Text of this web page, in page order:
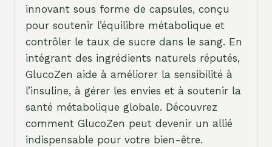
innovant sous forme de capsules, conçu
pour soutenir l’équilibre métabolique et
contrôler le taux de sucre dans le sang. En
intégrant des ingrédients naturels réputés,
GlucoZen aide à améliorer la sensibilité à
l’insuline, à gérer les envies et à soutenir la
santé métabolique globale. Découvrez
comment GlucoZen peut devenir un allié
indispensable pour votre bien-être.